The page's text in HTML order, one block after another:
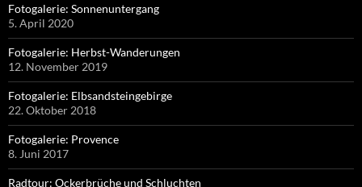
Fotogalerie: Sonnenuntergang
5. April 2020
Fotogalerie: Herbst-Wanderungen
12. November 2019
Fotogalerie: Elbsandsteingebirge
22. Oktober 2018
Fotogalerie: Provence
8. Juni 2017
Radtour: Ockerbrüche und Schluchten